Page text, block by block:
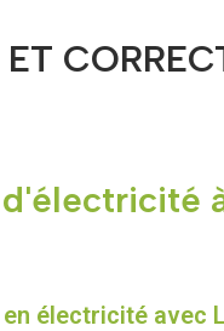
électricité avec